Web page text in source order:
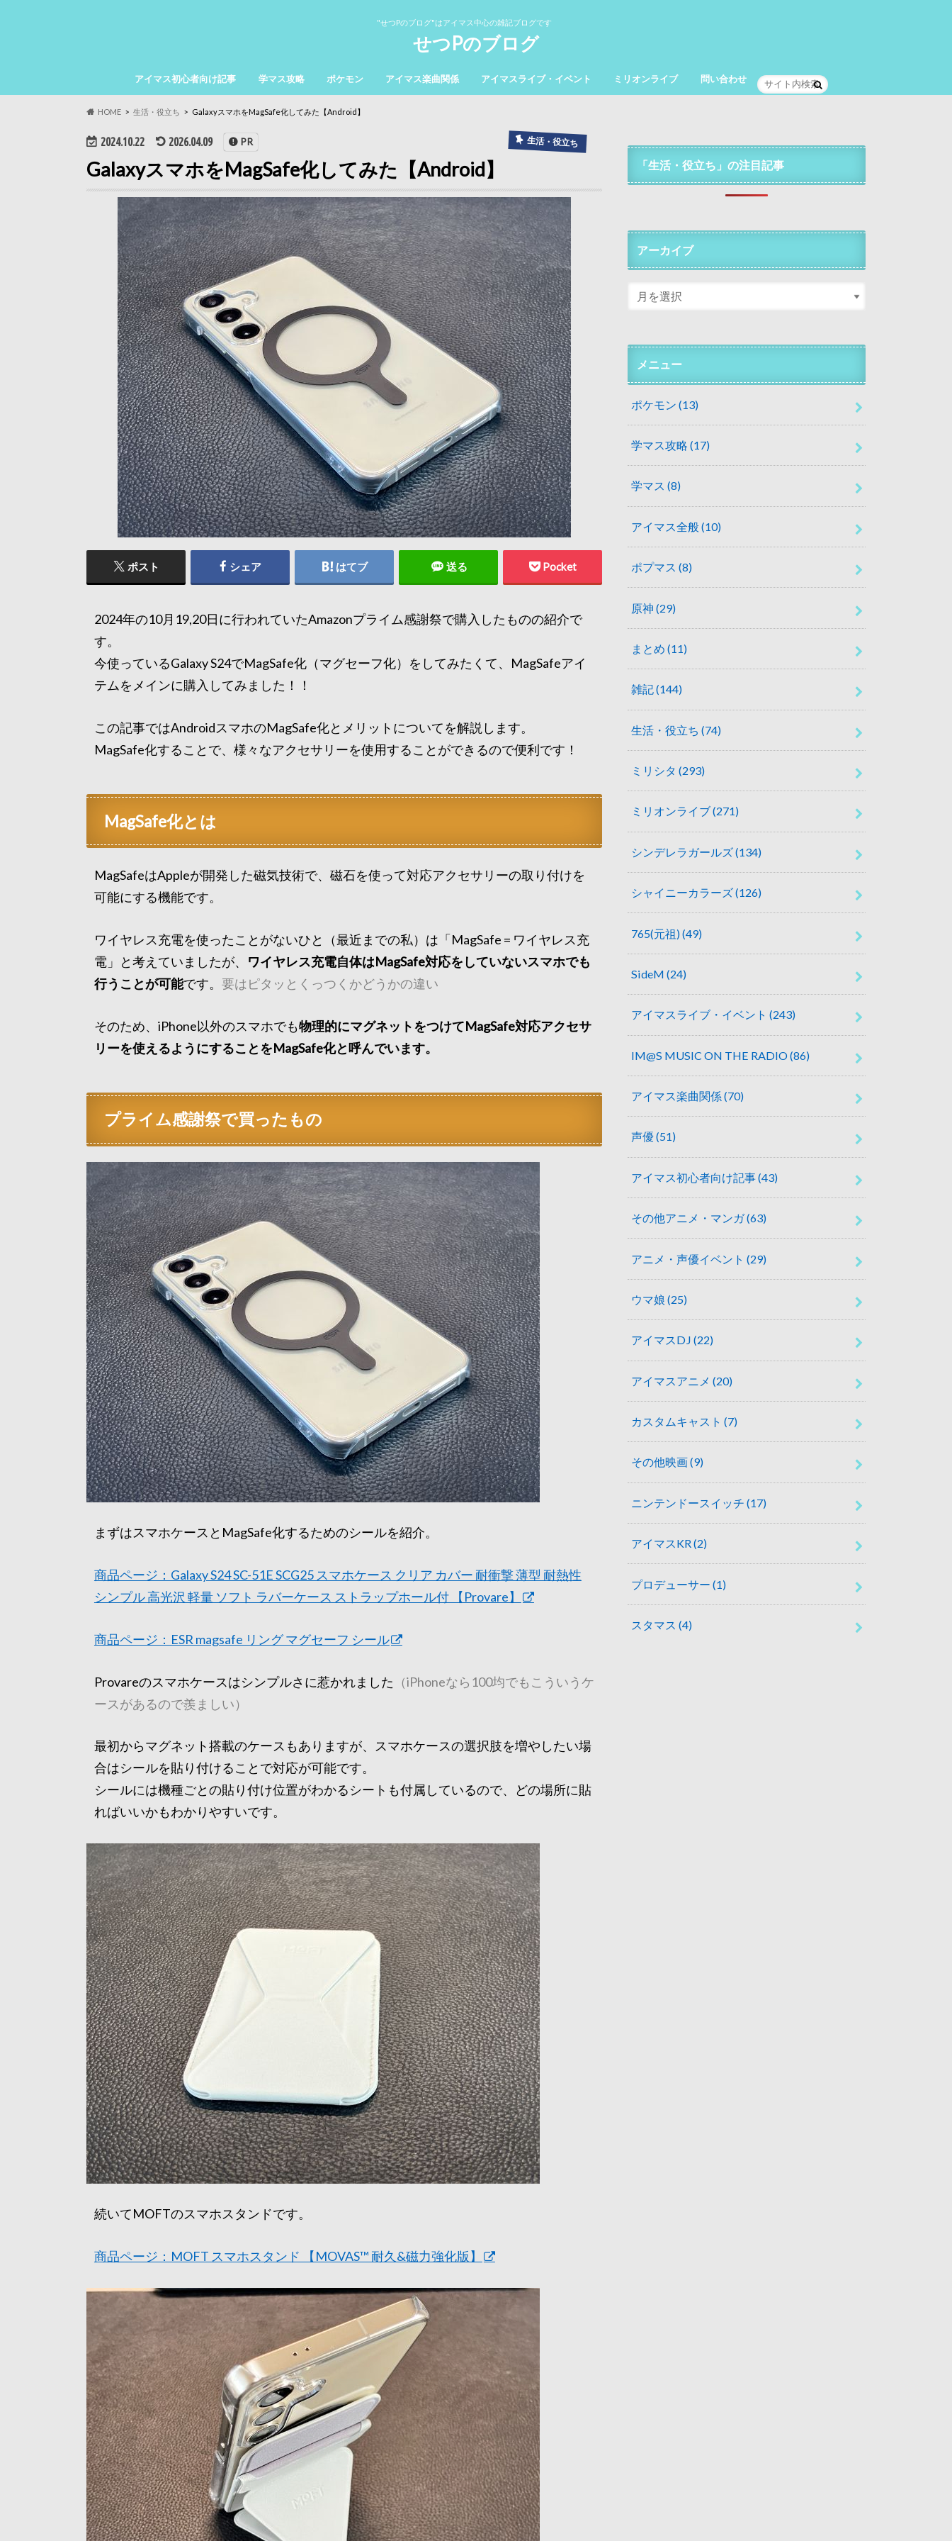
"せつPのブログ"はアイマス中心の雑記ブログです
せつPのブログ
アイマス初心者向け記事 学マス攻略 ポケモン アイマス楽曲関係 アイマスライブ・イベント ミリオンライブ 問い合わせ
HOME 生活・役立ち GalaxyスマホをMagSafe化してみた【Android】
2024.10.22 2026.04.09 生活・役立ち
PR
GalaxyスマホをMagSafe化してみた【Android】
ポスト シェア はてブ 送る Pocket
2024年の10月19,20日に行われていたAmazonプライム感謝祭で購入したものの紹介で
す。
今使っているGalaxy S24でMagSafe化（マグセーフ化）をしてみたくて、MagSafeアイ
テムをメインに購入してみました！！
この記事ではAndroidスマホのMagSafe化とメリットについてを解説します。
MagSafe化することで、様々なアクセサリーを使用することができるので便利です！
MagSafe化とは
MagSafeはAppleが開発した磁気技術で、磁石を使って対応アクセサリーの取り付けを
可能にする機能です。
ワイヤレス充電を使ったことがないひと（最近までの私）は「MagSafe = ワイヤレス充
電」と考えていましたが、 ワイヤレス充電自体はMagSafe対応をしていないスマホでも
行うことが可能です。 要はピタッとくっつくかどうかの違い
そのため、iPhone以外のスマホでも物理的にマグネットをつけてMagSafe対応アクセサ
リーを使えるようにすることをMagSafe化と呼んでいます。
プライム感謝祭で買ったもの
まずはスマホケースとMagSafe化するためのシールを紹介。
商品ページ：Galaxy S24 SC-51E SCG25 スマホケース クリア カバー 耐衝撃 薄型 耐熱性
シンプル 高光沢 軽量 ソフト ラバーケース ストラップホール付 【Provare】
商品ページ：ESR magsafe リング マグセーフ シール
Provareのスマホケースはシンプルさに惹かれました （iPhoneなら100均でもこういうケ
ースがあるので羨ましい）
最初からマグネット搭載のケースもありますが、スマホケースの選択肢を増やしたい場
合はシールを貼り付けることで対応が可能です。
シールには機種ごとの貼り付け位置がわかるシートも付属しているので、どの場所に貼
ればいいかもわかりやすいです。
続いてMOFTのスマホスタンドです。
商品ページ：MOFT スマホスタンド 【MOVAS™ 耐久&磁力強化版】
「生活・役立ち」の注目記事
アーカイブ
メニュー
ポケモン (13)
学マス攻略 (17)
学マス (8)
アイマス全般(10)
ポプマス (8)
原神 (29)
まとめ (11)
雑記(144)
生活・役立ち (74)
ミリシタ (293)
ミリオンライブ(271)
シンデレラガールズ(134)
シャイニーカラーズ(126)
765(元祖)(49)
SideM (24)
アイマスライブ・イベント (243)
IM@S MUSIC ON THE RADIO(86)
アイマス楽曲関係(70)
声優(51)
アイマス初心者向け記事(43)
その他アニメ・マンガ(63)
アニメ・声優イベント (29)
ウマ娘 (25)
アイマスDJ (22)
アイマスアニメ (20)
カスタムキャスト (7)
その他映画(9)
ニンテンドースイッチ (17)
アイマスKR(2)
プロデューサー (1)
スタマス (4)